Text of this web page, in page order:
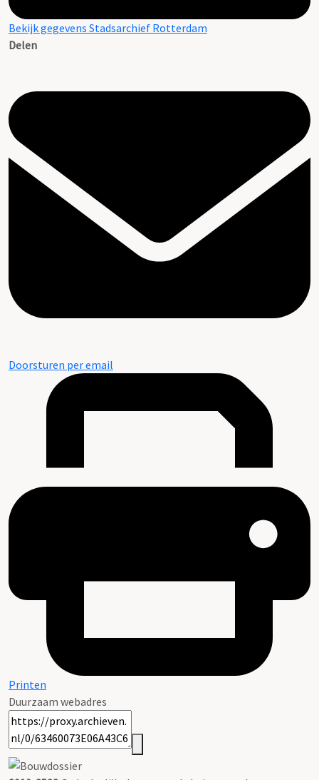
Bekijk gegevens Stadsarchief Rotterdam
Delen
Doorsturen per email
Printen
Duurzaam webadres